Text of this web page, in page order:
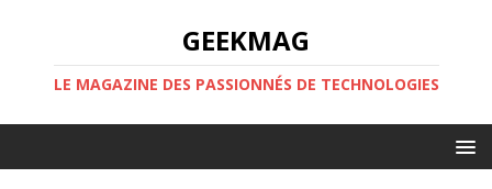
GEEKMAG
LE MAGAZINE DES PASSIONNÉS DE TECHNOLOGIES